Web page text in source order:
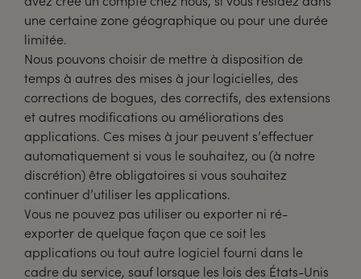
une certaine zone géographique ou pour une durée
limitée.
Nous pouvons choisir de mettre à disposition de
temps à autres des mises à jour logicielles, des
corrections de bogues, des correctifs, des extensions
et autres modifications ou améliorations des
applications. Ces mises à jour peuvent s’effectuer
automatiquement si vous le souhaitez, ou (à notre
discrétion) être obligatoires si vous souhaitez
continuer d’utiliser les applications.
Vous ne pouvez pas utiliser ou exporter ni ré-
exporter de quelque façon que ce soit les
applications ou tout autre logiciel fourni dans le
cadre du service, sauf lorsque les lois des États-Unis